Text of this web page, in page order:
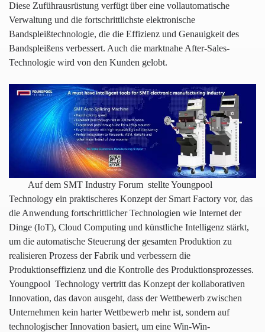
Diese Zuführausrüstung verfügt über eine vollautomatische
Verwaltung und die fortschrittlichste elektronische
Bandspleißtechnologie, die die Effizienz und Genauigkeit des
Bandspleißens verbessert. Auch die marktnahe After-Sales-
Technologie wird von den Kunden gelobt.
Auf dem SMT Industry Forum stellte Youngpool
Technology ein praktischeres Konzept der Smart Factory vor, das
die Anwendung fortschrittlicher Technologien wie Internet der
Dinge (IoT), Cloud Computing und künstliche Intelligenz stärkt,
um die automatische Steuerung der gesamten Produktion zu
realisieren Prozess der Fabrik und verbessern die
Produktionseffizienz und die Kontrolle des Produktionsprozesses.
Youngpool Technology vertritt das Konzept der kollaborativen
Innovation, das davon ausgeht, dass der Wettbewerb zwischen
Unternehmen kein harter Wettbewerb mehr ist, sondern auf
technologischer Innovation basiert, um eine Win-Win-